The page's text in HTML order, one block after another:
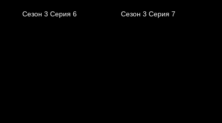
Сезон 3 Серия 6 Сезон 3 Серия 7